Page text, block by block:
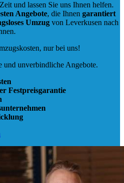
und lassen Sie uns Ihnen helfen.
Angebote, die Ihnen garantiert
Umzug von Leverkusen nach
nur bei uns!
und unverbindliche Angebote.
Festpreisgarantie